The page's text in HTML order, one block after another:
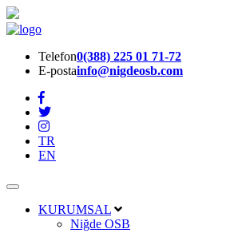
Telefon0(388) 225 01 71-72
E-postainfo@nigdeosb.com
TR
EN
KURUMSAL
Niğde OSB